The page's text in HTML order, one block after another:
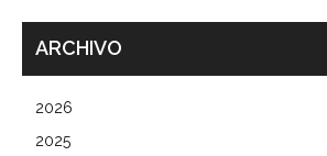
ARCHIVO
2026
2025